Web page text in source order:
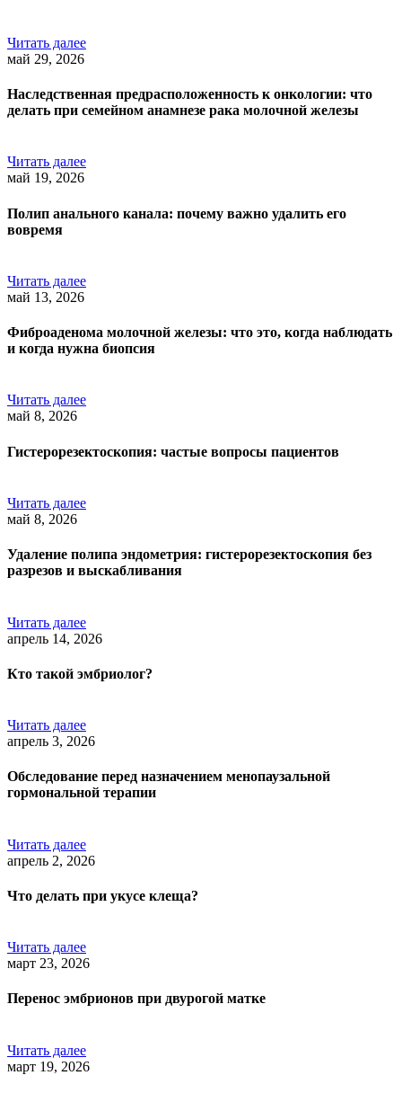
Читать далее
май 29, 2026
Наследственная предрасположенность к онкологии: что
делать при семейном анамнезе рака молочной железы
Читать далее
май 19, 2026
Полип анального канала: почему важно удалить его
вовремя
Читать далее
май 13, 2026
Фиброаденома молочной железы: что это, когда наблюдать
и когда нужна биопсия
Читать далее
май 8, 2026
Гистерорезектоскопия: частые вопросы пациентов
Читать далее
май 8, 2026
Удаление полипа эндометрия: гистерорезектоскопия без
разрезов и выскабливания
Читать далее
апрель 14, 2026
Кто такой эмбриолог?
Читать далее
апрель 3, 2026
Обследование перед назначением менопаузальной
гормональной терапии
Читать далее
апрель 2, 2026
Что делать при укусе клеща?
Читать далее
март 23, 2026
Перенос эмбрионов при двурогой матке
Читать далее
март 19, 2026